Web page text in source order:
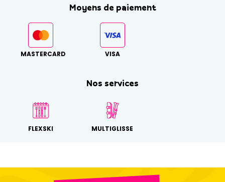
Moyens de paiement
MASTERCARD VISA
Nos services
FLEXSKI MULTIGLISSE